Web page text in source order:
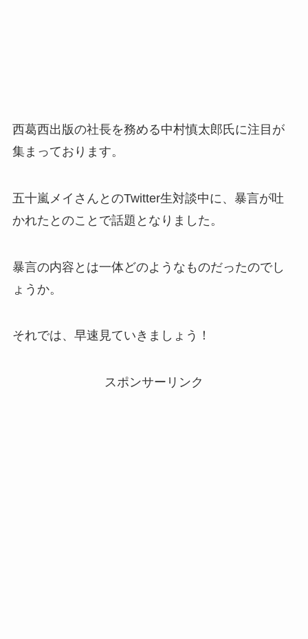
西葛西出版の社長を務める中村慎太郎氏に注目が
集まっております。
五十嵐メイさんとのTwitter生対談中に、暴言が吐
かれたとのことで話題となりました。
暴言の内容とは一体どのようなものだったのでし
ょうか。
それでは、早速見ていきましょう！
スポンサーリンク